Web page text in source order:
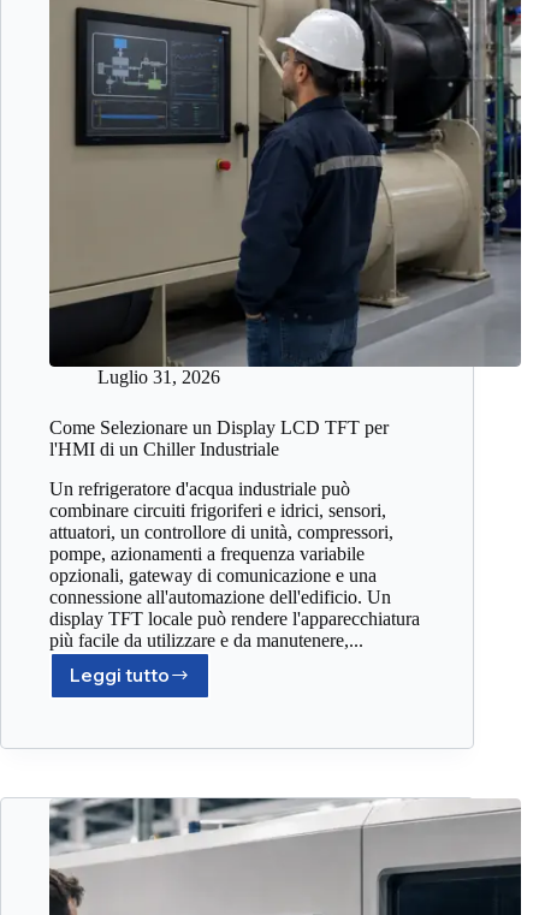
Luglio 31, 2026
Come Selezionare un Display LCD TFT per
l'HMI di un Chiller Industriale
Un refrigeratore d'acqua industriale può
combinare circuiti frigoriferi e idrici, sensori,
attuatori, un controllore di unità, compressori,
pompe, azionamenti a frequenza variabile
opzionali, gateway di comunicazione e una
connessione all'automazione dell'edificio. Un
display TFT locale può rendere l'apparecchiatura
più facile da utilizzare e da manutenere,...
Leggi tutto